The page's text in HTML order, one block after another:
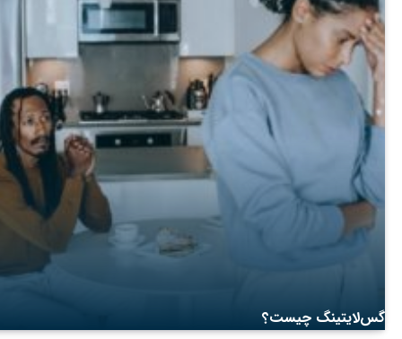
گس‌لایتینگ چیست؟